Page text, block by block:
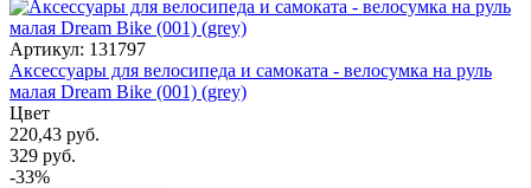
Артикул: 131797
Аксессуары для велосипеда и самоката - велосумка на руль
малая Dream Bike (001) (grey)
Цвет
220,43 руб.
329 руб.
-33%